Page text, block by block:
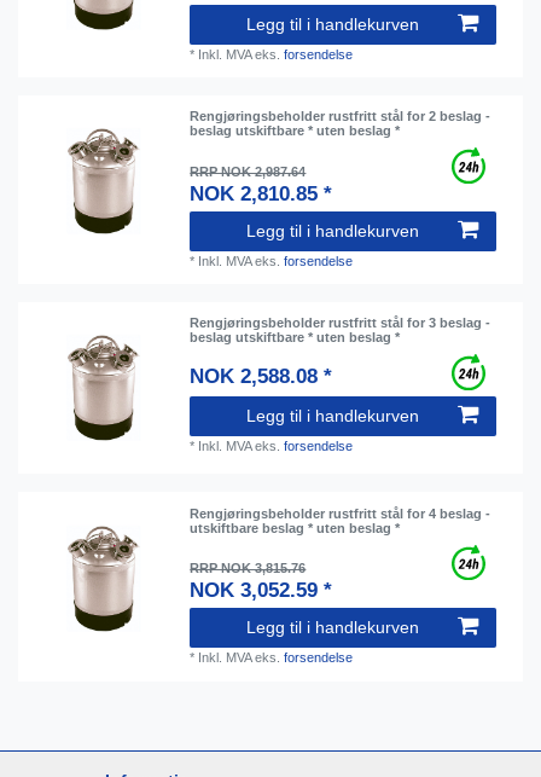
Legg til i handlekurven
* Inkl. MVAeks.forsendelse
Rengjøringsbeholder rustfritt stål for 2 beslag -
beslag utskiftbare * uten beslag *
RRP NOK 2,987.64
NOK 2,810.85 *
Legg til i handlekurven
* Inkl. MVAeks.forsendelse
Rengjøringsbeholder rustfritt stål for 3 beslag -
beslag utskiftbare * uten beslag *
NOK 2,588.08 *
Legg til i handlekurven
* Inkl. MVAeks.forsendelse
Rengjøringsbeholder rustfritt stål for 4 beslag -
utskiftbare beslag * uten beslag *
RRP NOK 3,815.76
NOK 3,052.59 *
Legg til i handlekurven
* Inkl. MVAeks.forsendelse